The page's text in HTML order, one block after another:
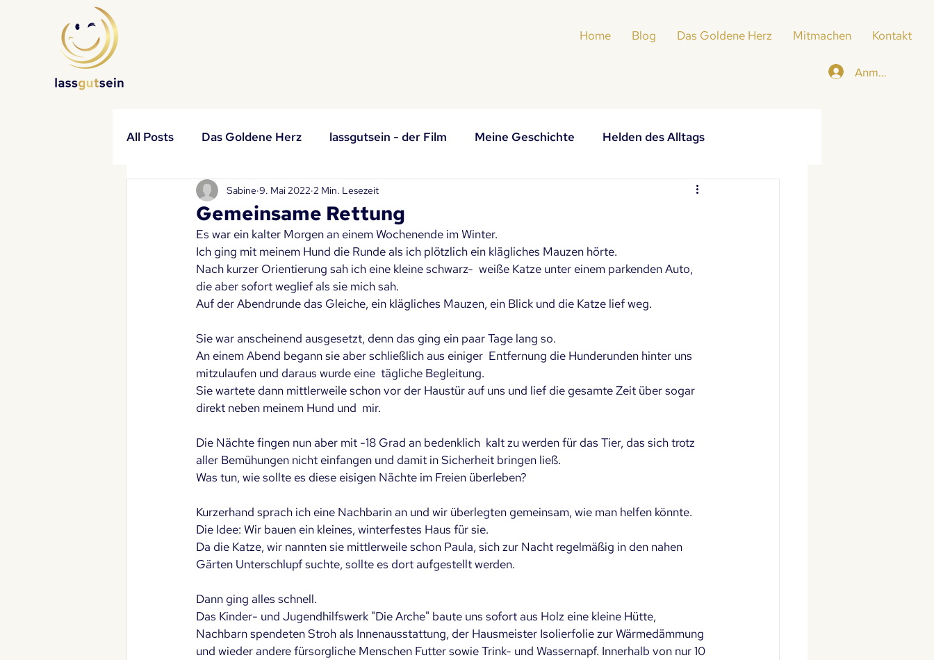
All Posts Das Goldene Herz lassgutsein - der Film Meine Geschichte Helden des Alltags
Impulse Partner Haiku und Elfchen
Gemeinsame Rettung
Sabine 9. Mai 2022 2 Min. Lesezeit
Es war ein kalter Morgen an einem Wochenende im Winter.
Ich ging mit meinem Hund die Runde als ich plötzlich ein klägliches Mauzen hörte.
Nach kurzer Orientierung sah ich eine kleine schwarz-  weiße Katze unter einem parkenden Auto,
die aber sofort weglief als sie mich sah.
Auf der Abendrunde das Gleiche, ein klägliches Mauzen, ein Blick und die Katze lief weg.
Sie war anscheinend ausgesetzt, denn das ging ein paar Tage lang so.
An einem Abend begann sie aber schließlich aus einiger  Entfernung die Hunderunden hinter uns
mitzulaufen und daraus wurde eine  tägliche Begleitung.
Sie wartete dann mittlerweile schon vor der Haustür auf uns und lief die gesamte Zeit über sogar
direkt neben meinem Hund und  mir.
Die Nächte fingen nun aber mit -18 Grad an bedenklich  kalt zu werden für das Tier, das sich trotz
aller Bemühungen nicht einfangen und damit in Sicherheit bringen ließ.
Was tun, wie sollte es diese eisigen Nächte im Freien überleben?
Kurzerhand sprach ich eine Nachbarin an und wir überlegten gemeinsam, wie man helfen könnte.
Die Idee: Wir bauen ein kleines, winterfestes Haus für sie.
Da die Katze, wir nannten sie mittlerweile schon Paula, sich zur Nacht regelmäßig in den nahen
Gärten Unterschlupf suchte, sollte es dort aufgestellt werden.
Dann ging alles schnell.
Das Kinder- und Jugendhilfswerk "Die Arche" baute uns sofort aus Holz eine kleine Hütte,
Nachbarn spendeten Stroh als Innenausstattung, der Hausmeister Isolierfolie zur Wärmedämmung
und wieder andere fürsorgliche Menschen Futter sowie Trink- und Wassernapf. Innerhalb von nur 10
Home Blog Das Goldene Herz Mitmachen Kontakt
Anmelden